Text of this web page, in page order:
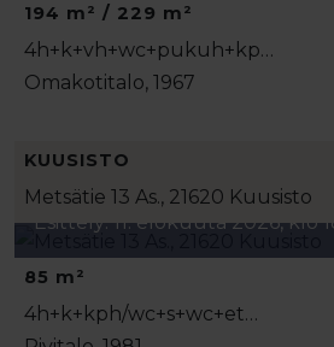
194 m² / 229 m²
4h+k+vh+wc+pukuh+kp…
Omakotitalo, 1967
KUUSISTO
Metsätie 13 As., 21620 Kuusisto
Esittely: 11. elokuuta 2026, klo
85 m²
4h+k+kph/wc+s+wc+et…